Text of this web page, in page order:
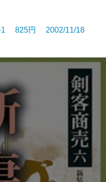
1 825円 2002/11/18